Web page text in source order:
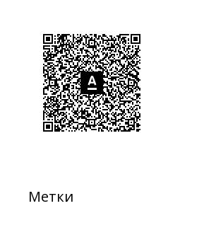
Метки